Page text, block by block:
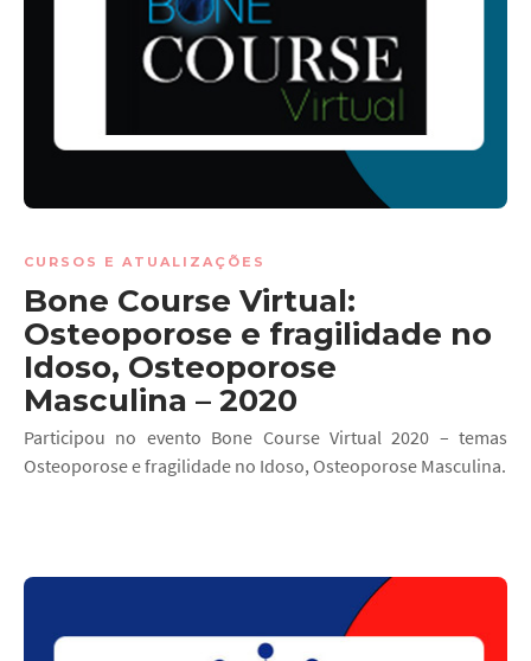
CURSOS E ATUALIZAÇÕES
Bone Course Virtual:
Osteoporose e fragilidade no
Idoso, Osteoporose
Masculina – 2020
Participou no evento Bone Course Virtual 2020 – temas
Osteoporose e fragilidade no Idoso, Osteoporose Masculina.